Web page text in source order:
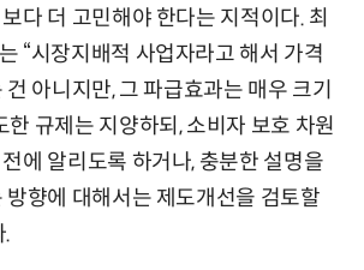
다 더 고민해야 한다는 지적이다. 최
“시장지배적 사업자라고 해서 가격
아니지만, 그 파급효과는 매우 크기
한 규제는 지양하되, 소비자 보호 차원
에 알리도록 하거나, 충분한 설명을
방향에 대해서는 제도개선을 검토할
.